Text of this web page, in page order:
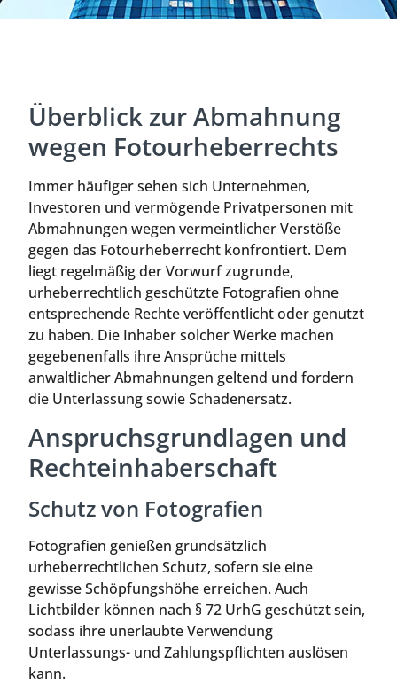
Überblick zur Abmahnung
wegen Fotourheberrechts
Immer häufiger sehen sich Unternehmen,
Investoren und vermögende Privatpersonen mit
Abmahnungen wegen vermeintlicher Verstöße
gegen das Fotourheberrecht konfrontiert. Dem
liegt regelmäßig der Vorwurf zugrunde,
urheberrechtlich geschützte Fotografien ohne
entsprechende Rechte veröffentlicht oder genutzt
zu haben. Die Inhaber solcher Werke machen
gegebenenfalls ihre Ansprüche mittels
anwaltlicher Abmahnungen geltend und fordern
die Unterlassung sowie Schadenersatz.
Anspruchsgrundlagen und
Rechteinhaberschaft
Schutz von Fotografien
Fotografien genießen grundsätzlich
urheberrechtlichen Schutz, sofern sie eine
gewisse Schöpfungshöhe erreichen. Auch
Lichtbilder können nach § 72 UrhG geschützt sein,
sodass ihre unerlaubte Verwendung
Unterlassungs- und Zahlungspflichten auslösen
kann.